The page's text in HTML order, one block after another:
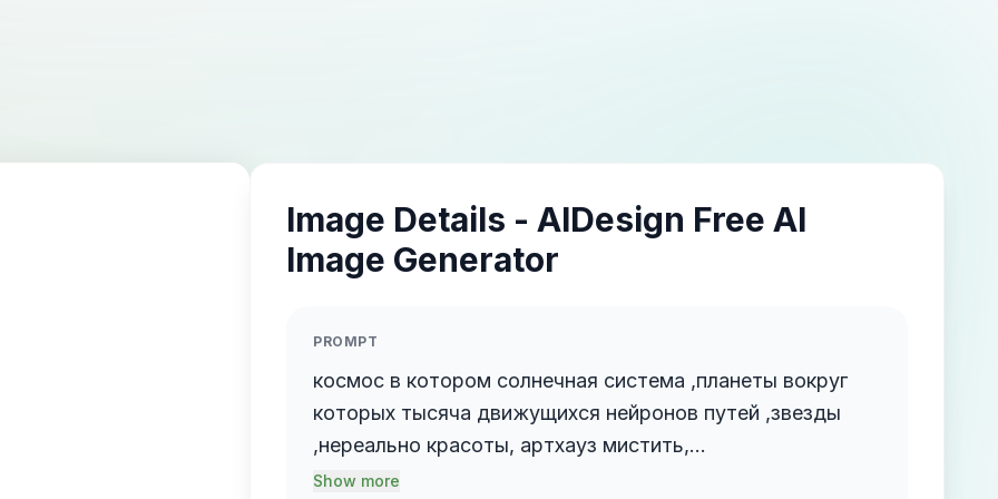
Image Details - AIDesign Free AI
Image Generator
PROMPT
космос в котором солнечная система ,планеты вокруг
которых тысяча движущихся нейронов путей ,звезды
,нереально красоты, артхауз мистить,
готика,фентози.эзотерика,
Show more